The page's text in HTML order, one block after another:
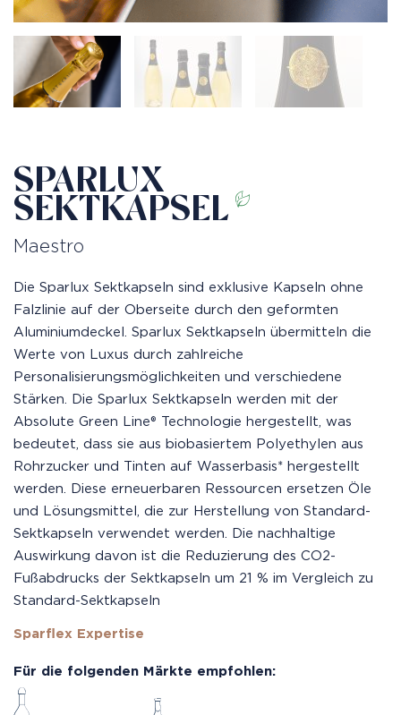
SPARLUX
SEKTKAPSEL
Maestro
Die Sparlux Sektkapseln sind exklusive Kapseln ohne
Falzlinie auf der Oberseite durch den geformten
Aluminiumdeckel. Sparlux Sektkapseln übermitteln die
Werte von Luxus durch zahlreiche
Personalisierungsmöglichkeiten und verschiedene
Stärken. Die Sparlux Sektkapseln werden mit der
Absolute Green Line® Technologie hergestellt, was
bedeutet, dass sie aus biobasiertem Polyethylen aus
Rohrzucker und Tinten auf Wasserbasis* hergestellt
werden. Diese erneuerbaren Ressourcen ersetzen Öle
und Lösungsmittel, die zur Herstellung von Standard-
Sektkapseln verwendet werden. Die nachhaltige
Auswirkung davon ist die Reduzierung des CO2-
Fußabdrucks der Sektkapseln um 21 % im Vergleich zu
Standard-Sektkapseln
Sparflex Expertise
Für die folgenden Märkte empfohlen: